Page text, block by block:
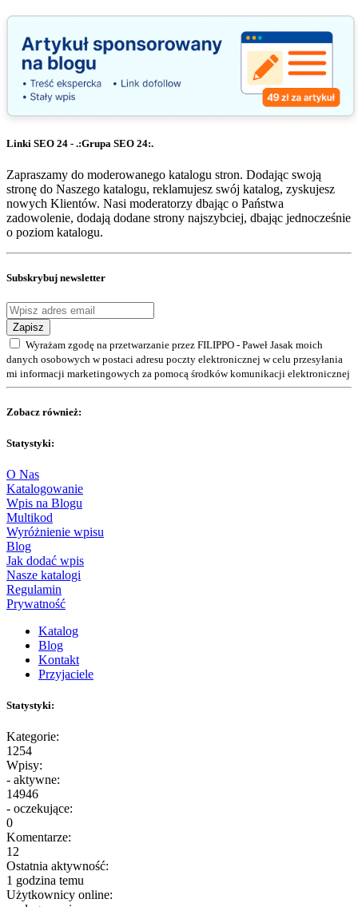
Linki SEO 24 - .:Grupa SEO 24:.
Zapraszamy do moderowanego katalogu stron. Dodając swoją
stronę do Naszego katalogu, reklamujesz swój katalog, zyskujesz
nowych Klientów. Nasi moderatorzy dbając o Państwa
zadowolenie, dodają dodane strony najszybciej, dbając jednocześnie
o poziom katalogu.
Subskrybuj newsletter
Zapisz
Wyrażam zgodę na przetwarzanie przez FILIPPO - Paweł Jasak moich
danych osobowych w postaci adresu poczty elektronicznej w celu przesyłania
mi informacji marketingowych za pomocą środków komunikacji elektronicznej
Zobacz również:
Statystyki:
O Nas
Katalogowanie
Wpis na Blogu
Multikod
Wyróżnienie wpisu
Blog
Jak dodać wpis
Nasze katalogi
Regulamin
Prywatność
Katalog
Blog
Kontakt
Przyjaciele
Statystyki:
Kategorie:
1254
Wpisy:
- aktywne:
14946
- oczekujące:
0
Komentarze:
12
Ostatnia aktywność:
1 godzina temu
Użytkownicy online: